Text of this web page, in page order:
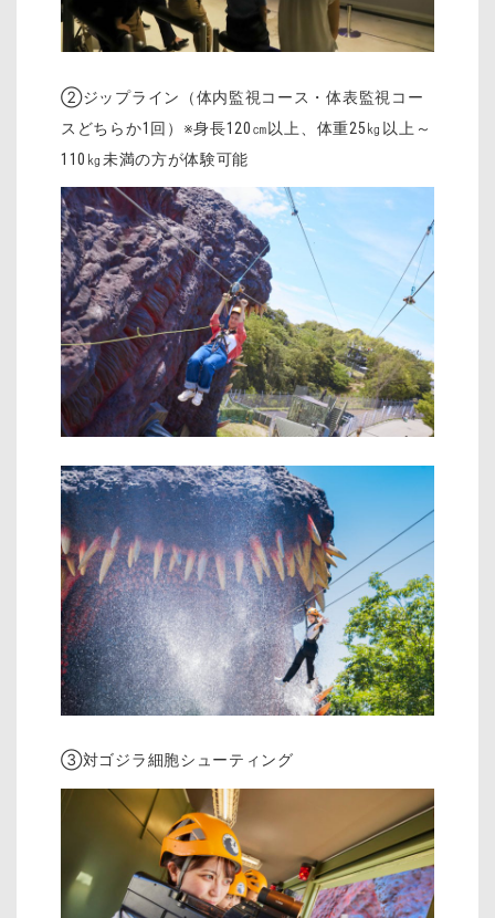
②ジップライン（体内監視コース・体表監視コー
スどちらか1回）※身長120㎝以上、体重25㎏以上～
110㎏未満の方が体験可能
③対ゴジラ細胞シューティング